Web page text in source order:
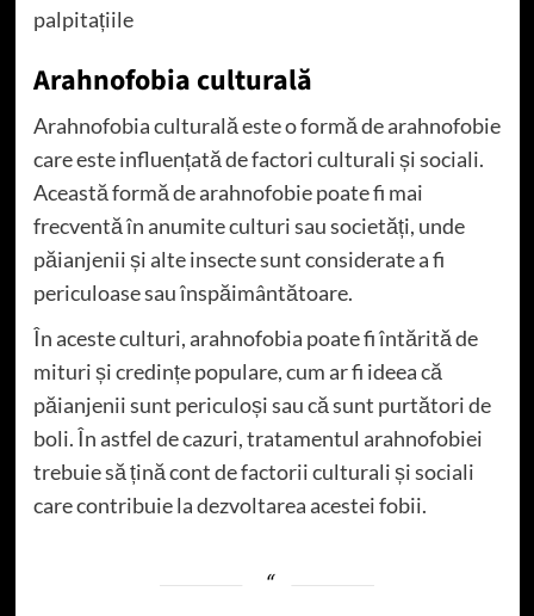
palpitațiile
Arahnofobia culturală
Arahnofobia culturală este o formă de arahnofobie
care este influențată de factori culturali și sociali.
Această formă de arahnofobie poate fi mai
frecventă în anumite culturi sau societăți, unde
păianjenii și alte insecte sunt considerate a fi
periculoase sau înspăimântătoare.
În aceste culturi, arahnofobia poate fi întărită de
mituri și credințe populare, cum ar fi ideea că
păianjenii sunt periculoși sau că sunt purtători de
boli. În astfel de cazuri, tratamentul arahnofobiei
trebuie să țină cont de factorii culturali și sociali
care contribuie la dezvoltarea acestei fobii.